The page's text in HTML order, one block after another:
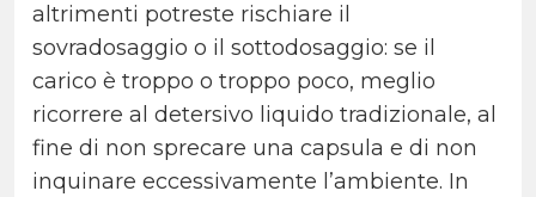
altrimenti potreste rischiare il
sovradosaggio o il sottodosaggio: se il
carico è troppo o troppo poco, meglio
ricorrere al detersivo liquido tradizionale, al
fine di non sprecare una capsula e di non
inquinare eccessivamente l’ambiente. In